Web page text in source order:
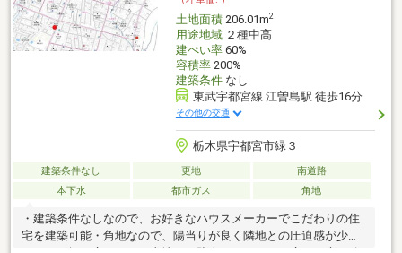
土地面積206.01m2
用途地域２種中高
建ぺい率60%
容積率200%
建築条件なし
東武宇都宮線 江曽島駅 徒歩16分
その他の交通
栃木県宇都宮市緑３
建築条件なし 更地
南道路
本下水
都市ガス 角地
・建築条件なしなので、お好きなハウスメーカーでこだわりの住
宅を建築可能・角地なので、陽当りが良く隣地との圧迫感が少な